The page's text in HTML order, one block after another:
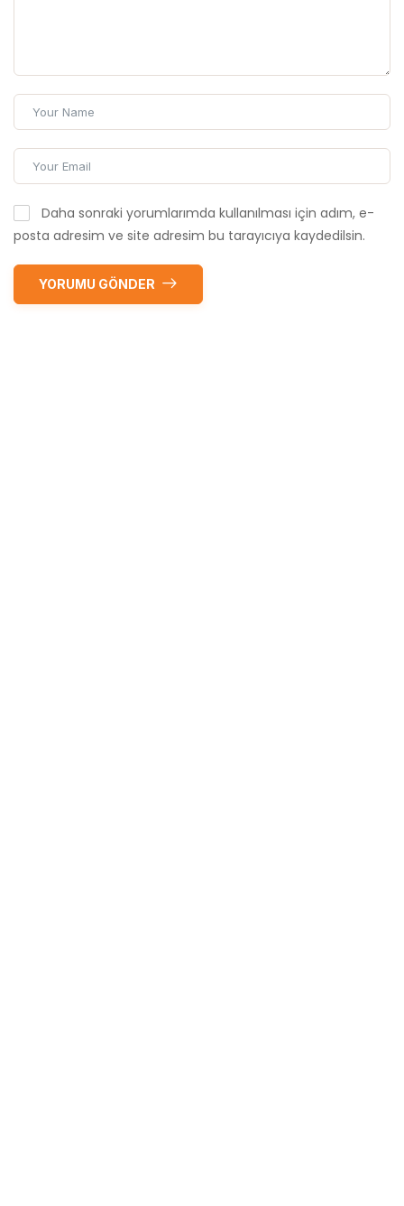
Daha sonraki yorumlarımda kullanılması için adım, e-
posta adresim ve site adresim bu tarayıcıya kaydedilsin.
YORUMU GÖNDER